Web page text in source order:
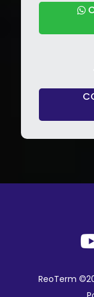
ReoTerm ©